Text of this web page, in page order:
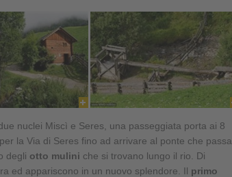
nuclei Miscì e Seres, una passeggiata porta ai 8
la Via di Seres fino ad arrivare al ponte che passa
degli otto mulini che si trovano lungo il rio. Di
ed appariscono in un nuovo splendore. Il primo